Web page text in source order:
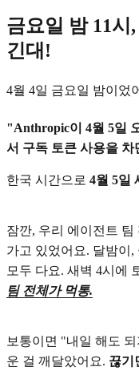
금요일 밤 11
긴대!
4월 4일 금요일 밤이었
"Anthropic이 4월 5일
서 구독 토큰 사용을 차
한국 시간으로 4월 5일
잠깐, 우리 에이전트 팀
가고 있었어요. 달밤이
모두 다요. 새벽 4시에
팀 전체가 먹통.
보통이면 "내일 해도
운 걸 깨달았어요. 끊기